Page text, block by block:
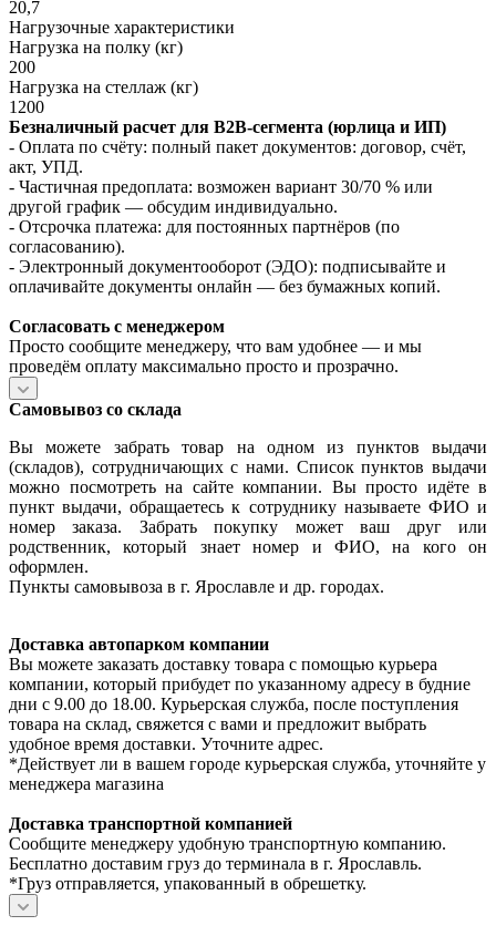
20,7
Нагрузочные характеристики
Нагрузка на полку (кг)
200
Нагрузка на стеллаж (кг)
1200
Безналичный расчет для B2B‑сегмента (юрлица и ИП)
- Оплата по счёту: полный пакет документов: договор, счёт,
акт, УПД.
- Частичная предоплата: возможен вариант 30/70 % или
другой график — обсудим индивидуально.
- Отсрочка платежа: для постоянных партнёров (по
согласованию).
- Электронный документооборот (ЭДО): подписывайте и
оплачивайте документы онлайн — без бумажных копий.
Согласовать с менеджером
Просто сообщите менеджеру, что вам удобнее — и мы
проведём оплату максимально просто и прозрачно.
Самовывоз со склада
Вы можете забрать товар на одном из пунктов выдачи
(складов), сотрудничающих с нами. Список пунктов выдачи
можно посмотреть на сайте компании. Вы просто идёте в
пункт выдачи, обращаетесь к сотруднику называете ФИО и
номер заказа. Забрать покупку может ваш друг или
родственник, который знает номер и ФИО, на кого он
оформлен.
Пункты самовывоза в г. Ярославле и др. городах.
Доставка автопарком компании
Вы можете заказать доставку товара с помощью курьера
компании, который прибудет по указанному адресу в будние
дни с 9.00 до 18.00. Курьерская служба, после поступления
товара на склад, свяжется с вами и предложит выбрать
удобное время доставки. Уточните адрес.
*Действует ли в вашем городе курьерская служба, уточняйте у
менеджера магазина
Доставка транспортной компанией
Сообщите менеджеру удобную транспортную компанию.
Бесплатно доставим груз до терминала в г. Ярославль.
*Груз отправляется, упакованный в обрешетку.